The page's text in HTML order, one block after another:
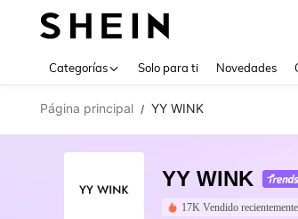
Categorías Solo para ti Novedades
Página principal / YY WINK
YY WINK
17K Vendido recientemente